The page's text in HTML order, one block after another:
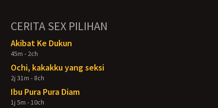
CERITA SEX PILIHAN
Akibat Ke Dukun
45m - 2ch
Ochi, kakakku yang seksi
2j 31m - 8ch
Ibu Pura Pura Diam
1j 5m - 10ch